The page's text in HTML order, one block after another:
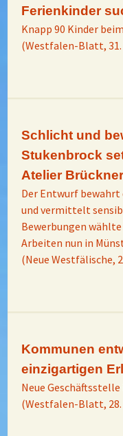
Ferienkinder
Knapp 90 Kinder
(Westfalen-Blatt, 31.
Schlicht und
Stukenbrock
Atelier
Der Entwurf
und vermittelt
Bewerbungen wählte
Arbeiten nun in
(Neue Westfälische,
Kommunen
einzigartigen
Neue
(Westfalen-Blatt, 28.